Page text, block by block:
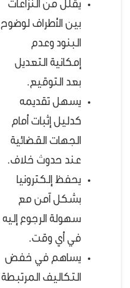
يقلل من النزاعات
بين الأطراف لوضوح
البنود وعدم
إمكانية التعديل
بعد التوقيع.
يسهل تقديمه
كدليل إثبات أمام
الجهات القضائية
عند حدوث خلاف.
يحفظ إلكترونيا
بشكل آمن مع
سهولة الرجوع إليه
في أي وقت.
يساهم في خفض
التكاليف المرتبطة